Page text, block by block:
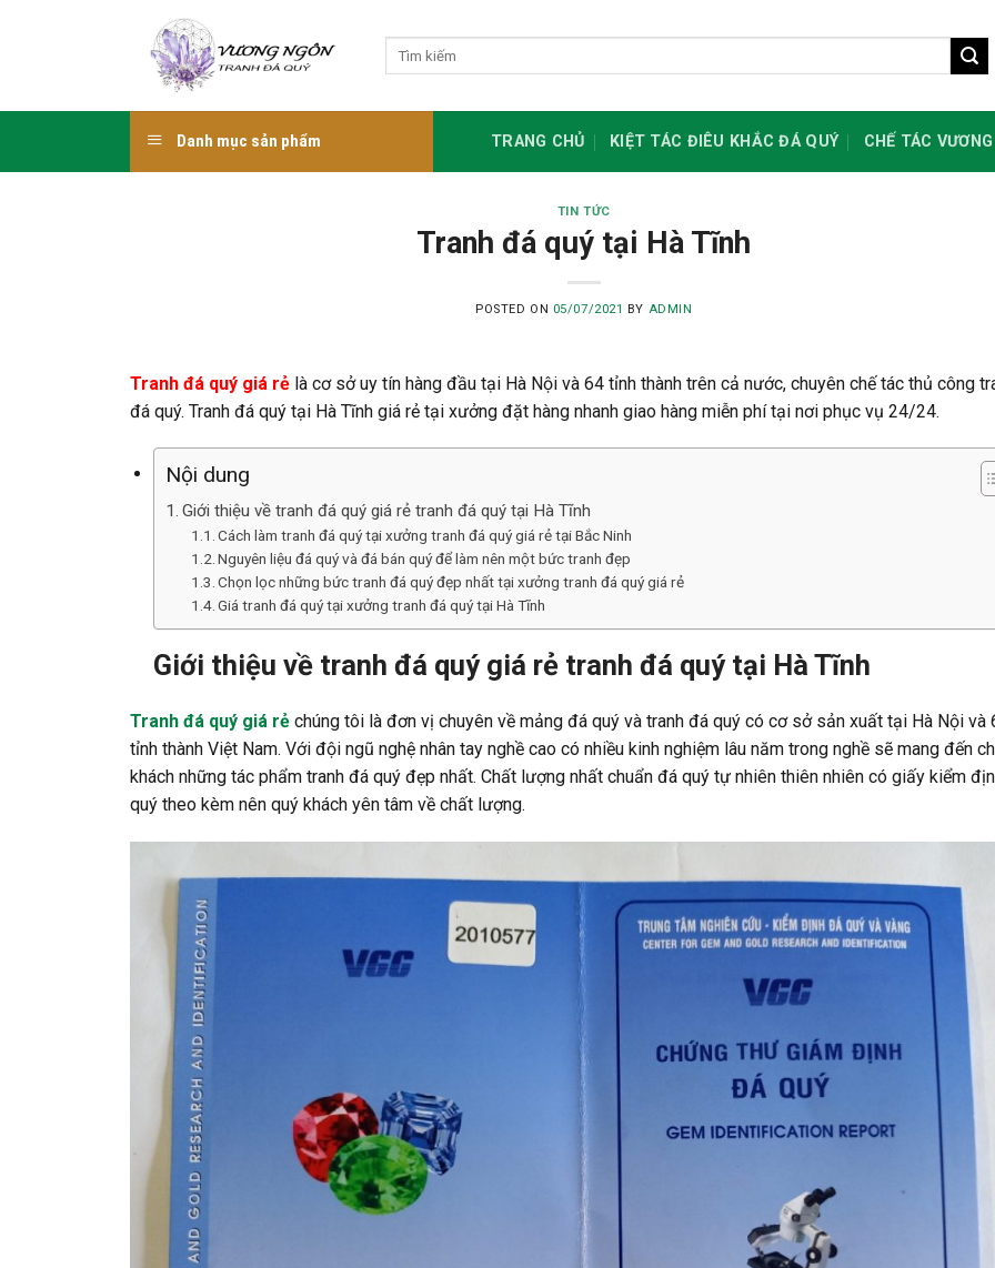
Danh mục sản phẩm TRANG CHỦ KIỆT TÁC ĐIÊU KHẮC ĐÁ QUÝ CHẾ TÁC
TIN TỨC
Tranh đá quý tại Hà Tĩnh
POSTED ON 05/07/2021 BY ADMIN
Tranh đá quý giá rẻ là cơ sở uy tín hàng đầu tại Hà Nội và 64 tỉnh thành trên cả nước, chuyên chế tác thủ công
đá quý. Tranh đá quý tại Hà Tĩnh giá rẻ tại xưởng đặt hàng nhanh giao hàng miễn phí tại nơi phục vụ 24/24.
Nội dung
Giới thiệu về tranh đá quý giá rẻ tranh đá quý tại Hà Tĩnh
Cách làm tranh đá quý tại xưởng tranh đá quý giá rẻ tại Bắc Ninh
Nguyên liệu đá quý và đá bán quý để làm nên một bức tranh đẹp
Chọn lọc những bức tranh đá quý đẹp nhất tại xưởng tranh đá quý giá rẻ
Giá tranh đá quý tại xưởng tranh đá quý tại Hà Tĩnh
Giới thiệu về tranh đá quý giá rẻ tranh đá quý tại Hà Tĩnh
Tranh đá quý giá rẻ chúng tôi là đơn vị chuyên về mảng đá quý và tranh đá quý có cơ sở sản xuất tại Hà Nội và
tỉnh thành Việt Nam. Với đội ngũ nghệ nhân tay nghề cao có nhiều kinh nghiệm lâu năm trong nghề sẽ mang đến
khách những tác phẩm tranh đá quý đẹp nhất. Chất lượng nhất chuẩn đá quý tự nhiên thiên nhiên có giấy kiểm
quý theo kèm nên quý khách yên tâm về chất lượng.